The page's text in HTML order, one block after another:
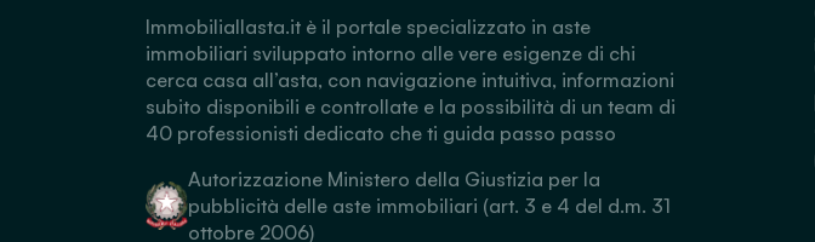
Immobiliallasta.it è il portale specializzato in aste
immobiliari sviluppato intorno alle vere esigenze di chi
cerca casa all’asta, con navigazione intuitiva, informazioni
subito disponibili e controllate e la possibilità di un team di
40 professionisti dedicato che ti guida passo passo
Autorizzazione Ministero della Giustizia per la
pubblicità delle aste immobiliari (art. 3 e 4 del d.m. 31
ottobre 2006)